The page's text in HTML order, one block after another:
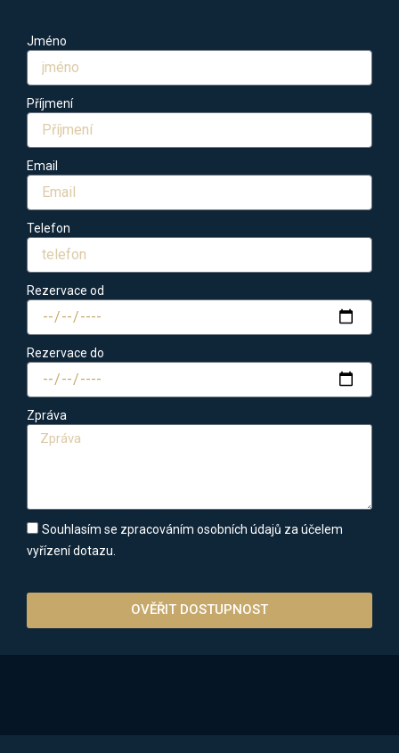
Jméno
Příjmení
Email
Telefon
Rezervace od
Rezervace do
Zpráva
Souhlasím se zpracováním osobních údajů za účelem
vyřízení dotazu.
OVĚŘIT DOSTUPNOST